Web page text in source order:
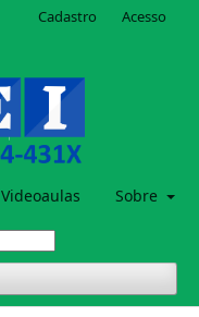
Videoaulas Sobre
Cadastro Acesso